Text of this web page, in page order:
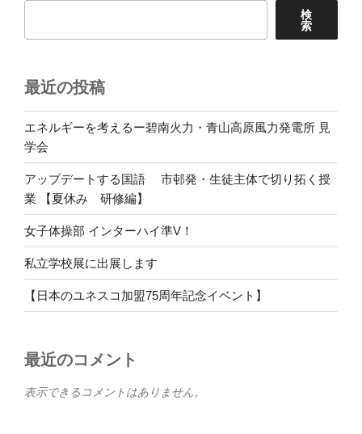
検
索
最近の投稿
エネルギーを考えるー碧南火力・青山高原風力発電所 見
学会
アップデートする国語 市邨発・生徒主体で切り拓く授
業 【夏休み 研修編】
女子体操部 インターハイ準V！
私立学校展に出展します
【日本のユネスコ加盟75周年記念イベント】
最近のコメント
表示できるコメントはありません。